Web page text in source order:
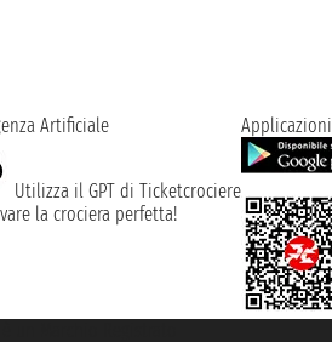
Artificiale
Utilizza il GPT di Ticketcrociere
la crociera perfetta!
Applicazioni